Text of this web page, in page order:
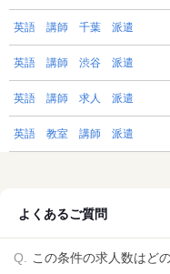
英語 講師 千葉 派遣
英語 講師 渋谷 派遣
英語 講師 求人 派遣
英語 教室 講師 派遣
よくあるご質問
この条件の求人数はど